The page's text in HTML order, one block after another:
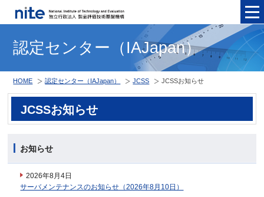
認定センター（IAJapan）
HOME 認定センター（IAJapan） JCSS JCSSお知らせ
JCSSお知らせ
お知らせ
2026年8月4日
サーバメンテナンスのお知らせ（2026年8月10日）